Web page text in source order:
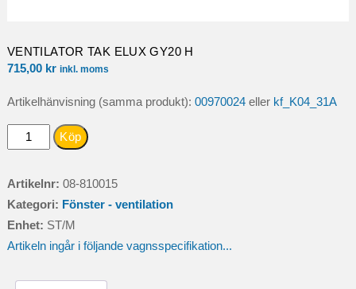
VENTILATOR TAK ELUX GY20 H
715,00 kr inkl. moms
Artikelhänvisning (samma produkt): 00970024eller kf_K04_31A
VENTILATOR
Köp
Artikelnr: 08-810015
Kategori: Fönster - ventilation
Enhet: ST/M
Artikeln ingår i följande vagnsspecifikation...